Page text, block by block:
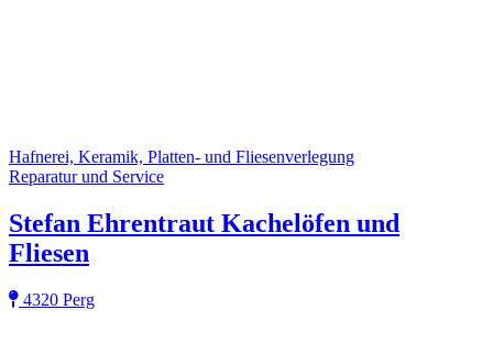
Hafnerei, Keramik, Platten- und Fliesenverlegung
Reparatur und Service
Stefan Ehrentraut Kachelöfen und
Fliesen
4320 Perg